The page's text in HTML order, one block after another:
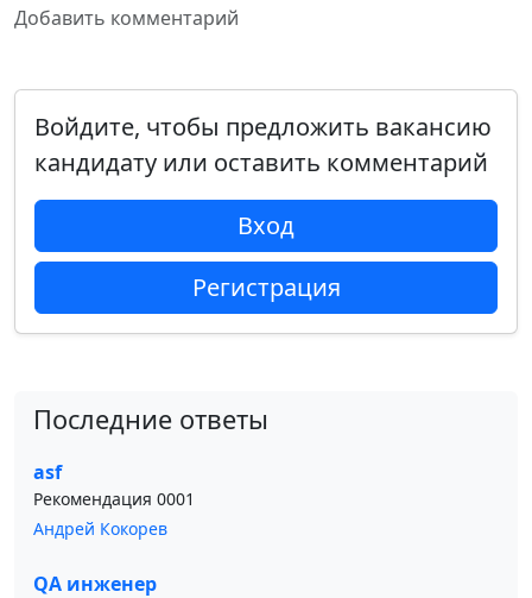
Добавить комментарий
Войдите, чтобы предложить вакансию
кандидату или оставить комментарий
Вход
Регистрация
Последние ответы
asf
Рекомендация 0001
Андрей Кокорев
QA инженер